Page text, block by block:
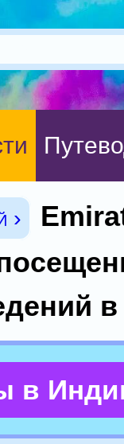
›
в